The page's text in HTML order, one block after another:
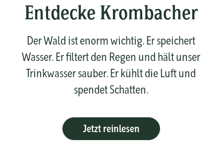
Entdecke Krombacher
Der Wald ist enorm wichtig. Er speichert
Wasser. Er filtert den Regen und hält unser
Trinkwasser sauber. Er kühlt die Luft und
spendet Schatten.
Jetzt reinlesen